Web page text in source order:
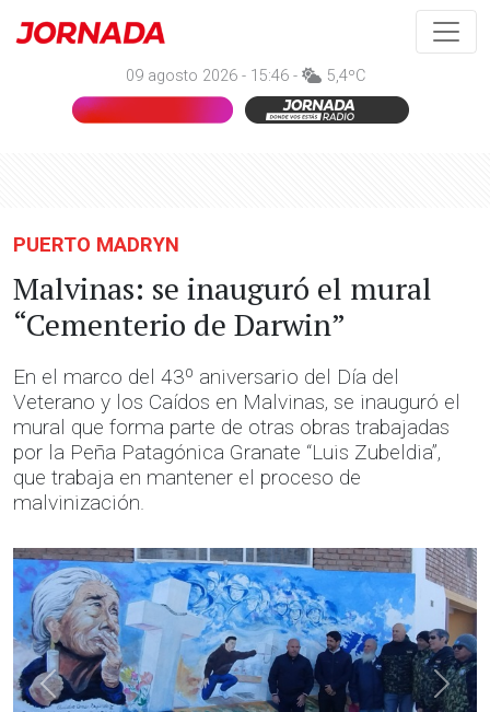
09 agosto 2026 - 15:46 - 5,4ºC
PUERTO MADRYN
Malvinas: se inauguró el mural
“Cementerio de Darwin”
En el marco del 43º aniversario del Día del
Veterano y los Caídos en Malvinas, se inauguró el
mural que forma parte de otras obras trabajadas
por la Peña Patagónica Granate “Luis Zubeldia”,
que trabaja en mantener el proceso de
malvinización.
Anterior